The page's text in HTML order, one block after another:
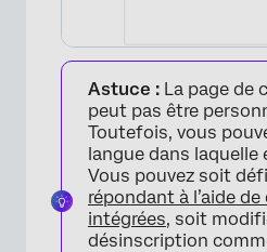
Astuce : La page de
peut pas être
Toutefois, vous
langue dans laquelle
Vous pouvez soit
répondant à l’aide
intégrées, soit
désinscription